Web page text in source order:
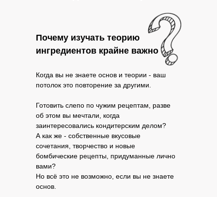
Почему изучать теорию
ингредиентов крайне важно
Когда вы не знаете основ и теории - ваш
потолок это повторение за другими.
Готовить слепо по чужим рецептам, разве
об этом вы мечтали, когда
заинтересовались кондитерским делом?
А как же - собственные вкусовые
сочетания, творчество и новые
бомбические рецепты, придуманные лично
вами?
Но всё это не возможно, если вы не знаете
основ.